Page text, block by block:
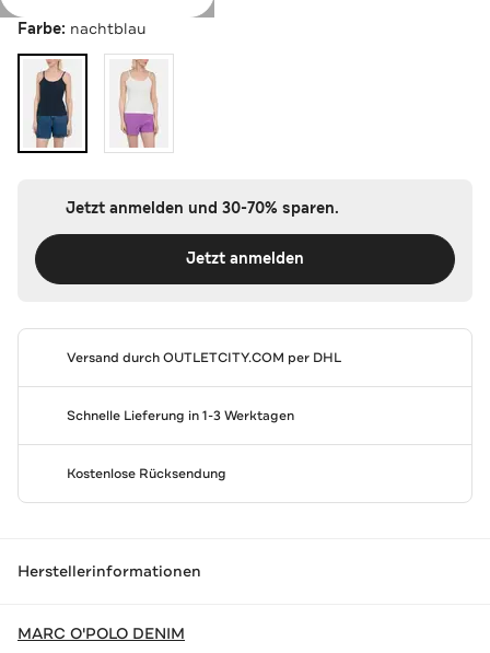
Farbe: nachtblau
Jetzt anmelden und 30-70% sparen.
Jetzt anmelden
Versand durchOUTLETCITY.COM per DHL
Schnelle Lieferung in 1-3 Werktagen
Kostenlose Rücksendung
Herstellerinformationen
MARC O'POLO DENIM